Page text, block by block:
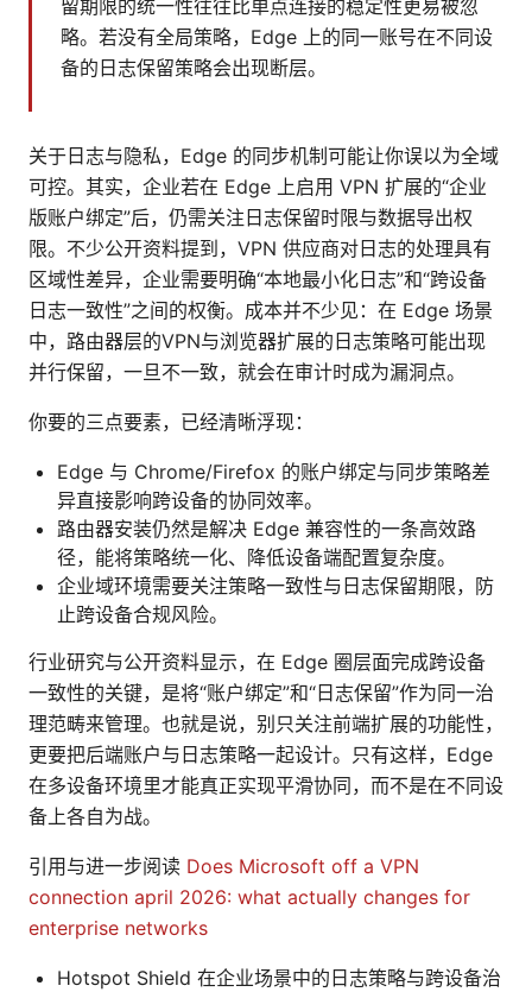
留期限的统一性往往比单点连接的稳定性更易被忽
略。若没有全局策略，Edge 上的同一账号在不同设
备的日志保留策略会出现断层。
关于日志与隐私，Edge 的同步机制可能让你误以为全域
可控。其实，企业若在 Edge 上启用 VPN 扩展的“企业
版账户绑定”后，仍需关注日志保留时限与数据导出权
限。不少公开资料提到，VPN 供应商对日志的处理具有
区域性差异，企业需要明确“本地最小化日志”和“跨设备
日志一致性”之间的权衡。成本并不少见：在 Edge 场景
中，路由器层的VPN与浏览器扩展的日志策略可能出现
并行保留，一旦不一致，就会在审计时成为漏洞点。
你要的三点要素，已经清晰浮现：
Edge 与 Chrome/Firefox 的账户绑定与同步策略差
异直接影响跨设备的协同效率。
路由器安装仍然是解决 Edge 兼容性的一条高效路
径，能将策略统一化、降低设备端配置复杂度。
企业域环境需要关注策略一致性与日志保留期限，防
止跨设备合规风险。
行业研究与公开资料显示，在 Edge 圈层面完成跨设备
一致性的关键，是将“账户绑定”和“日志保留”作为同一治
理范畴来管理。也就是说，别只关注前端扩展的功能性，
更要把后端账户与日志策略一起设计。只有这样，Edge
在多设备环境里才能真正实现平滑协同，而不是在不同设
备上各自为战。
引用与进一步阅读 Does Microsoft off a VPN
connection april 2026: what actually changes for
enterprise networks
Hotspot Shield 在企业场景中的日志策略与跨设备治